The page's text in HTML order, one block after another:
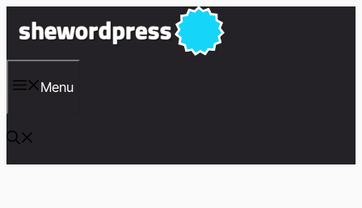
로
건
너
뛰
기
Menu